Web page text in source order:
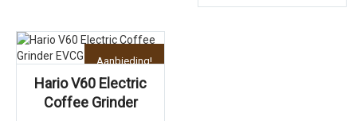
Aanbieding!
Hario V60 Electric
Coffee Grinder